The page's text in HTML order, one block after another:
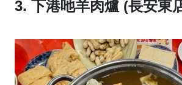
3. 下港吔羊肉爐 (長安東